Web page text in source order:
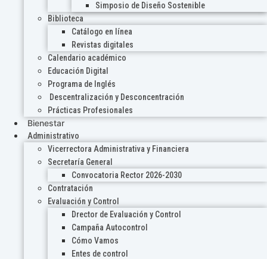
Simposio de Diseño Sostenible
Biblioteca
Catálogo en línea
Revistas digitales
Calendario académico
Educación Digital
Programa de Inglés
Descentralización y Desconcentración
Prácticas Profesionales
Bienestar
Administrativo
Vicerrectora Administrativa y Financiera
Secretaría General
Convocatoria Rector 2026-2030
Contratación
Evaluación y Control
Drector de Evaluación y Control
Campaña Autocontrol
Cómo Vamos
Entes de control